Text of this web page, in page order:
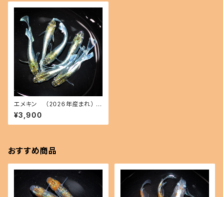
エメキン （2026年産まれ） オ
ス3 メス3(現物出品) ikahoff
B-0622-50999-a
¥3,900
おすすめ商品